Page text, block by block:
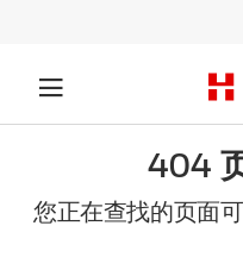
404
您正在查找的页面